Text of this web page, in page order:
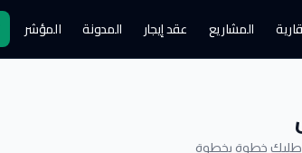
المشاريع عقد إيجار المدونة المؤشر
طلبك خطوة بخطوة